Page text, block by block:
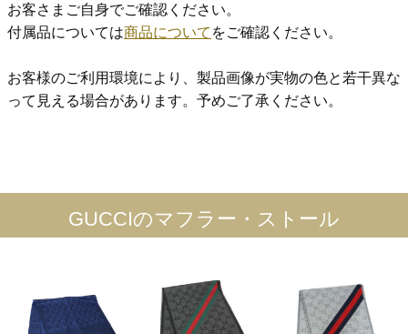
お客さまご自身でご確認ください。
付属品については商品について をご確認ください。
お客様のご利用環境により、製品画像が実物の色と若干異な
って見える場合があります。予めご了承ください。
GUCCIのマフラー・ストール